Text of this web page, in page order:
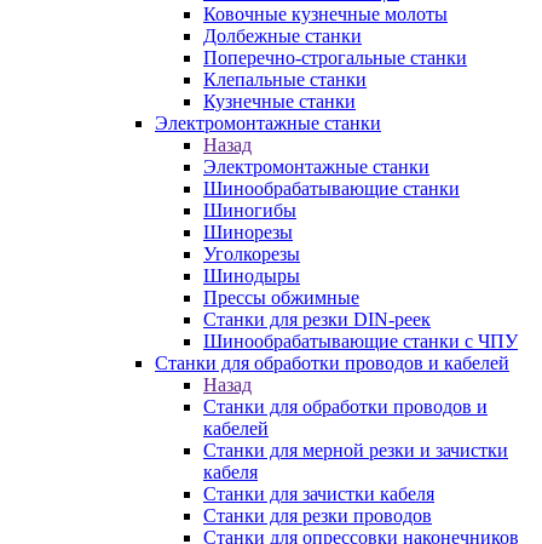
Ковочные кузнечные молоты
Долбежные станки
Поперечно-строгальные станки
Клепальные станки
Кузнечные станки
Электромонтажные станки
Назад
Электромонтажные станки
Шинообрабатывающие станки
Шиногибы
Шинорезы
Уголкорезы
Шинодыры
Прессы обжимные
Станки для резки DIN-реек
Шинообрабатывающие станки с ЧПУ
Станки для обработки проводов и кабелей
Назад
Станки для обработки проводов и
кабелей
Станки для мерной резки и зачистки
кабеля
Станки для зачистки кабеля
Станки для резки проводов
Станки для опрессовки наконечников